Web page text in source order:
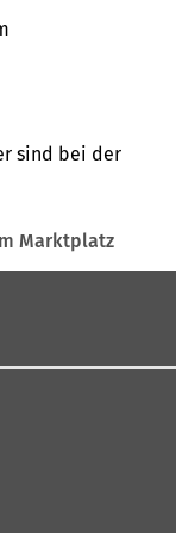
sind bei der
Marktplatz